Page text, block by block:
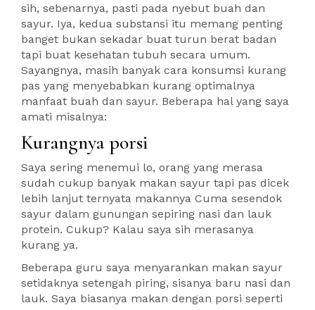
sih, sebenarnya, pasti pada nyebut buah dan
sayur. Iya, kedua substansi itu memang penting
banget bukan sekadar buat turun berat badan
tapi buat kesehatan tubuh secara umum.
Sayangnya, masih banyak cara konsumsi kurang
pas yang menyebabkan kurang optimalnya
manfaat buah dan sayur. Beberapa hal yang saya
amati misalnya:
Kurangnya porsi
Saya sering menemui lo, orang yang merasa
sudah cukup banyak makan sayur tapi pas dicek
lebih lanjut ternyata makannya Cuma sesendok
sayur dalam gunungan sepiring nasi dan lauk
protein. Cukup? Kalau saya sih merasanya
kurang ya.
Beberapa guru saya menyarankan makan sayur
setidaknya setengah piring, sisanya baru nasi dan
lauk. Saya biasanya makan dengan porsi seperti